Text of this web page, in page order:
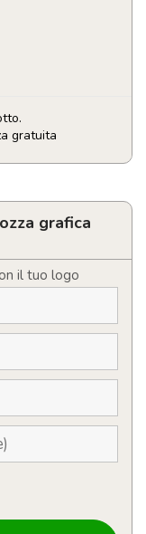
gratuita
grafica
il tuo logo